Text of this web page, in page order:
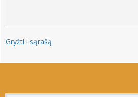
Gryžti i sąrašą